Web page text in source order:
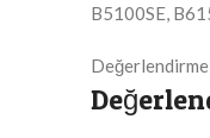
B5100SE,